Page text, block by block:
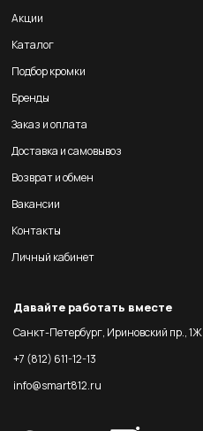
Акции
Каталог
Подбор кромки
Бренды
Заказ и оплата
Доставка и самовывоз
Возврат и обмен
Вакансии
Контакты
Личный кабинет
Давайте работать вместе
Санкт-Петербург, Ириновский пр., 1Ж
+7 (812) 611-12-13
info@smart812.ru